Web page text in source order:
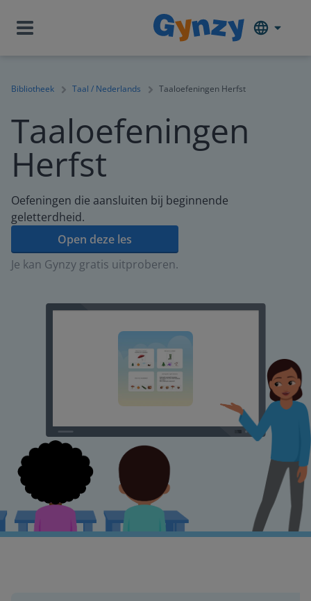
Bibliotheek Taal / Nederlands Taaloefeningen Herfst
Taaloefeningen
Herfst
Oefeningen die aansluiten bij beginnende
geletterdheid.
Open deze les
Je kan Gynzy gratis uitproberen.